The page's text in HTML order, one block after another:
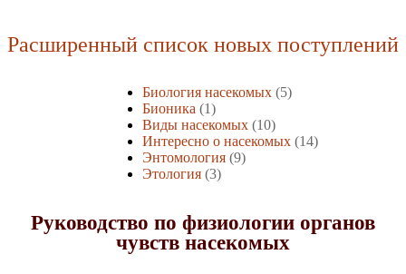
Расширенный список новых поступлений
Биология насекомых (5)
Бионика (1)
Виды насекомых (10)
Интересно о насекомых (14)
Энтомология (9)
Этология (3)
Руководство по физиологии органов
чувств насекомых